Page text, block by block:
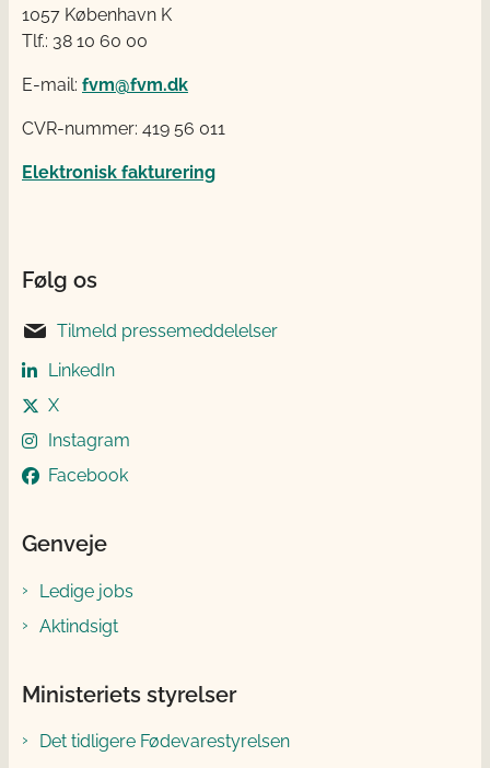
1057 København K
Tlf.: 38 10 60 00
E-mail: fvm@fvm.dk
CVR-nummer: 419 56 011
Elektronisk fakturering
Følg os
Tilmeld pressemeddelelser
LinkedIn
X
Instagram
Facebook
Genveje
Ledige jobs
Aktindsigt
Ministeriets styrelser
Det tidligere Fødevarestyrelsen